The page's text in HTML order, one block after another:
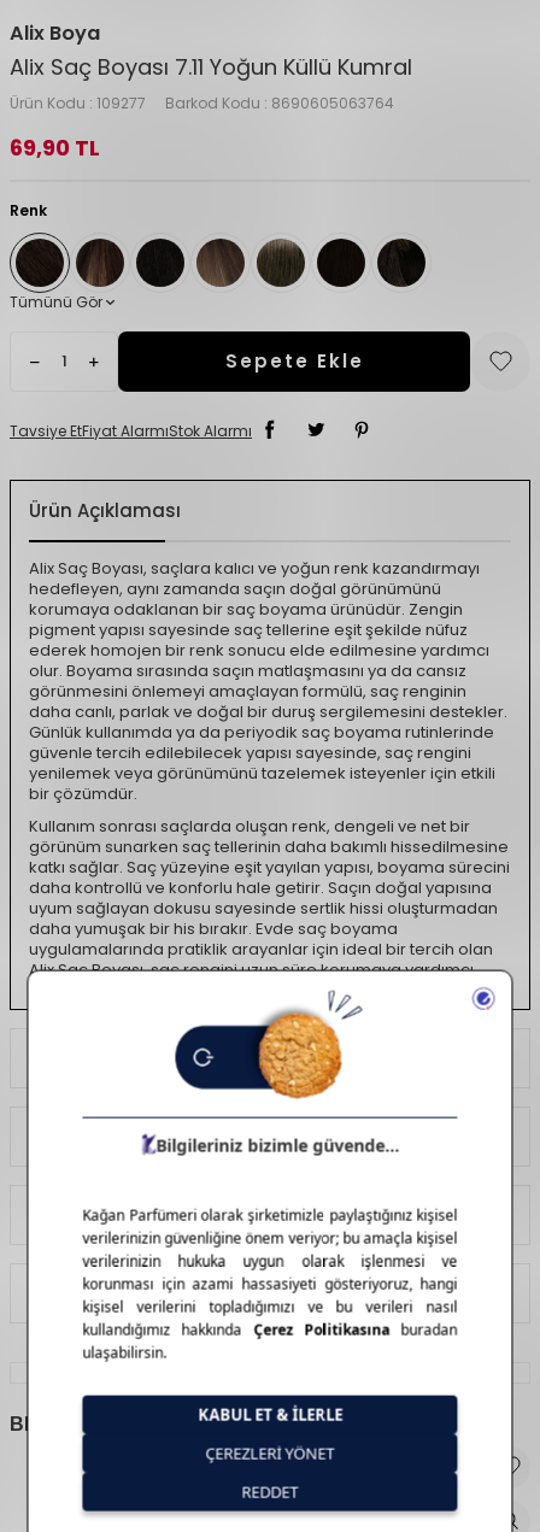
Alix Boya
Alix Saç Boyası 7.11 Yoğun Küllü Kumral
Ürün Kodu : 109277 Barkod Kodu : 8690605063764
69,90 TL
Renk
Tümünü Gör
Sepete Ekle
Tavsiye EtFiyat AlarmıStok Alarmı
Ürün Açıklaması
Alix Saç Boyası, saçlara kalıcı ve yoğun renk kazandırmayı
hedefleyen, aynı zamanda saçın doğal görünümünü
korumaya odaklanan bir saç boyama ürünüdür. Zengin
pigment yapısı sayesinde saç tellerine eşit şekilde nüfuz
ederek homojen bir renk sonucu elde edilmesine yardımcı
olur. Boyama sırasında saçın matlaşmasını ya da cansız
görünmesini önlemeyi amaçlayan formülü, saç renginin
daha canlı, parlak ve doğal bir duruş sergilemesini destekler.
Günlük kullanımda ya da periyodik saç boyama rutinlerinde
güvenle tercih edilebilecek yapısı sayesinde, saç rengini
yenilemek veya görünümünü tazelemek isteyenler için etkili
bir çözümdür.
Kullanım sonrası saçlarda oluşan renk, dengeli ve net bir
görünüm sunarken saç tellerinin daha bakımlı hissedilmesine
katkı sağlar. Saç yüzeyine eşit yayılan yapısı, boyama sürecini
daha kontrollü ve konforlu hale getirir. Saçın doğal yapısına
uyum sağlayan dokusu sayesinde sertlik hissi oluşturmadan
daha yumuşak bir his bırakır. Evde saç boyama
uygulamalarında pratiklik arayanlar için ideal bir tercih olan
Alix Saç Boyası, saç rengini uzun süre korumaya yardımcı
olurken bakımlı, canlı ve düzgün bir görünüm elde edilmesini
Ödeme Seçenekleri
Tavsiye Et
İade Koşulları
BENZER